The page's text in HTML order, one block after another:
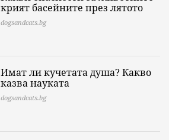
крият басейните през лятото
dogsandcats.bg
Имат ли кучетата душа? Какво
казва науката
dogsandcats.bg